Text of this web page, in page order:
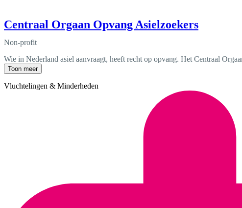
Centraal Orgaan Opvang Asielzoekers
Non-profit
Wie in Nederland asiel aanvraagt, heeft recht op opvang. Het Centraal
Toon meer
Vluchtelingen & Minderheden